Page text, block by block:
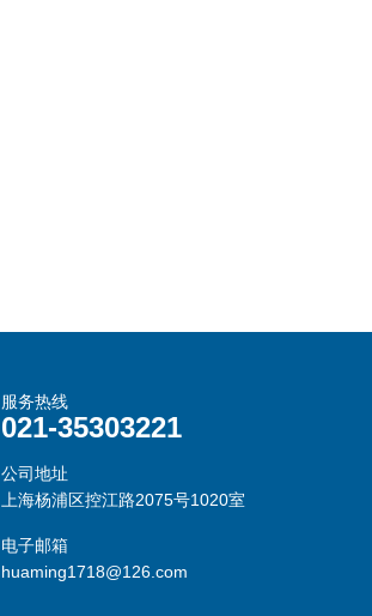
服务热线
021-35303221
公司地址
上海杨浦区控江路2075号1020室
电子邮箱
huaming1718@126.com